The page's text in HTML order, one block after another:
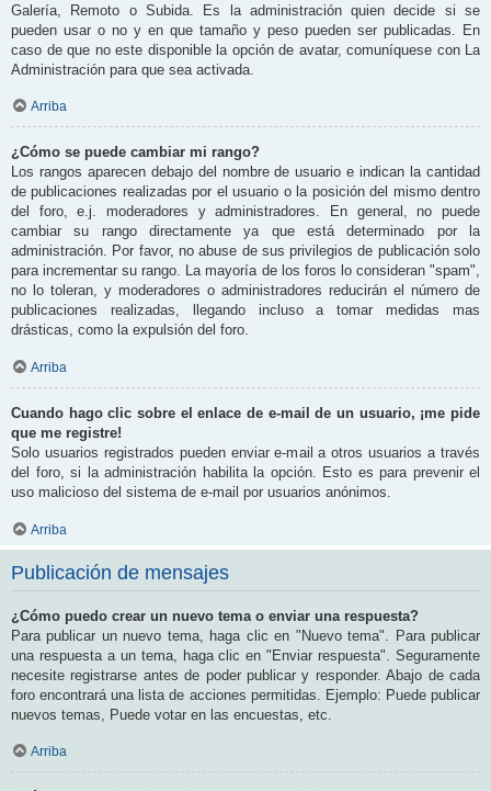
Galería, Remoto o Subida. Es la administración quien decide si se
pueden usar o no y en que tamaño y peso pueden ser publicadas. En
caso de que no este disponible la opción de avatar, comuníquese con La
Administración para que sea activada.
Arriba
¿Cómo se puede cambiar mi rango?
Los rangos aparecen debajo del nombre de usuario e indican la cantidad
de publicaciones realizadas por el usuario o la posición del mismo dentro
del foro, e.j. moderadores y administradores. En general, no puede
cambiar su rango directamente ya que está determinado por la
administración. Por favor, no abuse de sus privilegios de publicación solo
para incrementar su rango. La mayoría de los foros lo consideran "spam",
no lo toleran, y moderadores o administradores reducirán el número de
publicaciones realizadas, llegando incluso a tomar medidas mas
drásticas, como la expulsión del foro.
Arriba
Cuando hago clic sobre el enlace de e-mail de un usuario, ¡me pide
que me registre!
Solo usuarios registrados pueden enviar e-mail a otros usuarios a través
del foro, si la administración habilita la opción. Esto es para prevenir el
uso malicioso del sistema de e-mail por usuarios anónimos.
Arriba
Publicación de mensajes
¿Cómo puedo crear un nuevo tema o enviar una respuesta?
Para publicar un nuevo tema, haga clic en "Nuevo tema". Para publicar
una respuesta a un tema, haga clic en "Enviar respuesta". Seguramente
necesite registrarse antes de poder publicar y responder. Abajo de cada
foro encontrará una lista de acciones permitidas. Ejemplo: Puede publicar
nuevos temas, Puede votar en las encuestas, etc.
Arriba